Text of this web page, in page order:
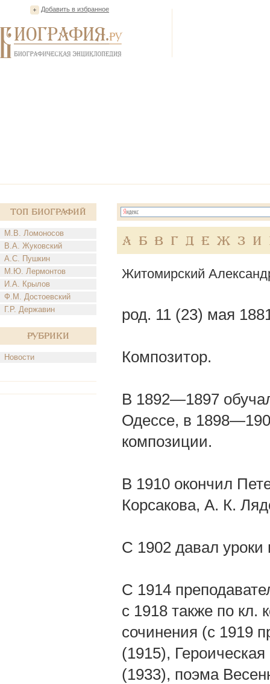
Добавить в избранное
Топ Биографий
М.В. Ломоносов
В.А. Жуковский
А.С. Пушкин
М.Ю. Лермонтов
И.А. Крылов
Ф.М. Достоевский
Г.Р. Державин
Рубрики
Новости
А Б В Г Д Е Ж З И
Житомирский
род. 11 (23) мая
Композитор.
В 1892—1897
Одессе, в
композиции.
В 1910 окончил
Корсакова, А. К.
С 1902 давал уроки
С 1914
с 1918 также по кл.
сочинения (с 1919
(1915),
(1933), поэма